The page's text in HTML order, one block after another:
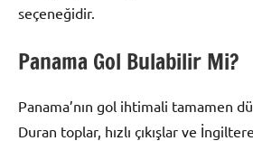
seçeneğidir.
Panama Gol Bulabilir Mi?
Panama’nın gol ihtimali tamamen
Duran toplar, hızlı çıkışlar ve